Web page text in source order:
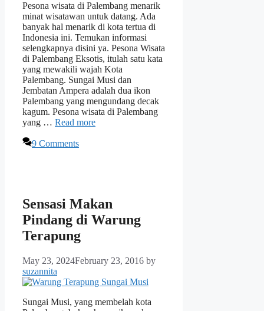
Pesona wisata di Palembang menarik
minat wisatawan untuk datang. Ada
banyak hal menarik di kota tertua di
Indonesia ini. Temukan informasi
selengkapnya disini ya. Pesona Wisata
di Palembang Eksotis, itulah satu kata
yang mewakili wajah Kota
Palembang. Sungai Musi dan
Jembatan Ampera adalah dua ikon
Palembang yang mengundang decak
kagum. Pesona wisata di Palembang
yang … Read more
9 Comments
Sensasi Makan
Pindang di Warung
Terapung
May 23, 2024February 23, 2016 by
suzannita
Sungai Musi, yang membelah kota